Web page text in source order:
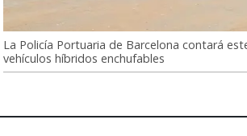
La Policía Portuaria de Barcelona contará
vehículos híbridos enchufables